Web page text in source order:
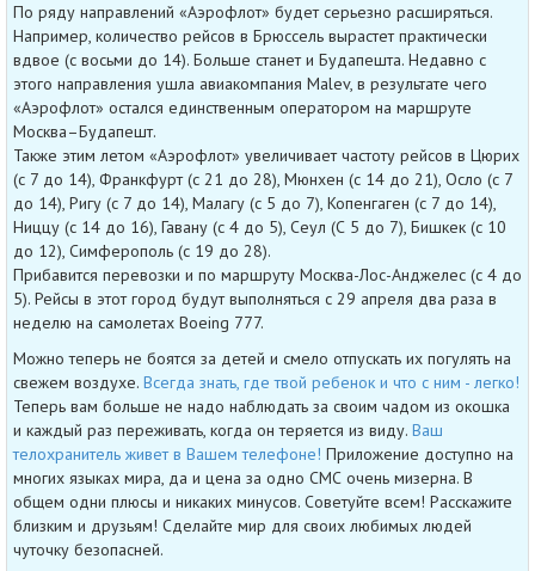
По ряду направлений «Аэрофлот» будет серьезно расширяться.
Например, количество рейсов в Брюссель вырастет практически
вдвое (с восьми до 14). Больше станет и Будапешта. Недавно с
этого направления ушла авиакомпания Malev, в результате чего
«Аэрофлот» остался единственным оператором на маршруте
Москва–Будапешт.
Также этим летом «Аэрофлот» увеличивает частоту рейсов в Цюрих
(с 7 до 14), Франкфурт (с 21 до 28), Мюнхен (с 14 до 21), Осло (с 7
до 14), Ригу (с 7 до 14), Малагу (с 5 до 7), Копенгаген (с 7 до 14),
Ниццу (с 14 до 16), Гавану (с 4 до 5), Сеул (С 5 до 7), Бишкек (с 10
до 12), Симферополь (с 19 до 28).
Прибавится перевозки и по маршруту Москва-Лос-Анджелес (с 4 до
5). Рейсы в этот город будут выполняться с 29 апреля два раза в
неделю на самолетах Boeing 777.
Можно теперь не боятся за детей и смело отпускать их погулять на
свежем воздухе. Всегда знать, где твой ребенок и что с ним - легко!
Теперь вам больше не надо наблюдать за своим чадом из окошка
и каждый раз переживать, когда он теряется из виду. Ваш
телохранитель живет в Вашем телефоне! Приложение доступно на
многих языках мира, да и цена за одно СМС очень мизерна. В
общем одни плюсы и никаких минусов. Советуйте всем! Расскажите
близким и друзьям! Сделайте мир для своих любимых людей
чуточку безопасней.